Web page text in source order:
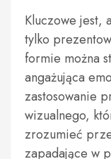
Kluczowe jest,
tylko
formie można
angażująca
zastosowanie
wizualnego,
zrozumieć
zapadające w